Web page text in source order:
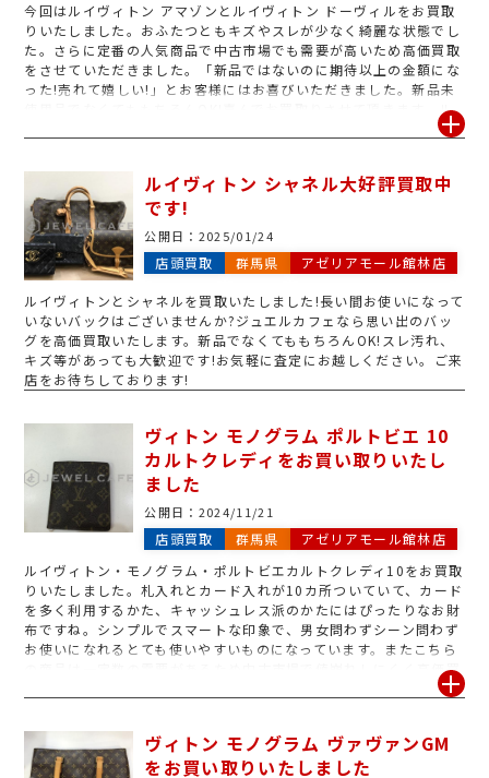
今回はルイヴィトン アマゾンとルイヴィトン ドーヴィルをお買取
りいたしました。おふたつともキズやスレが少なく綺麗な状態でし
た。さらに定番の人気商品で中古市場でも需要が高いため高価買取
をさせていただきました。「新品ではないのに期待以上の金額にな
った!売れて嬉しい!」とお客様にはお喜びいただきました。新品未
使用品でなくてももちろんOK!喜んでお買取りさせて頂きます。ル
イヴィトンはバッグのほかにも、財布やキーケース、ポーチはもち
す。さらにモノグラムのほかにもダミエ、マルチカラー、ヴェルニ
などのラインももちろんお買取りさせて頂きます。ファスナーが取
れてしまった。ショルダーが切れてしまった。中がベタベタしてし
まった。このようなダメージがある商品でもお買取りさせていただ
きます!これ売れるかな?と少しでもお思いになりましたら、ぜひお
気軽にジュエルカフェ館林店までお越しください。査定中は館内で
お買い物もできますのでお買い物のついでにぜひお越しくださいま
せ。みなさまのご来店をお待ちしております!
ルイヴィトン シャネル大好評買取中
です!
公開日： 2025/01/24
店頭買取 群馬県 アゼリアモール館林店
ルイヴィトンとシャネルを買取いたしました!長い間お使いになって
いないバックはございませんか?ジュエルカフェなら思い出のバッ
グを高価買取いたします。新品でなくてももちろんOK!スレ汚れ、
キズ等があっても大歓迎です!お気軽に査定にお越しください。ご来
店をお待ちしております!
ヴィトン モノグラム ポルトビエ 10
カルトクレディをお買い取りいたし
ました
公開日： 2024/11/21
店頭買取 群馬県
アゼリアモール館林店
ルイヴィトン・モノグラム・ポルトビエカルトクレディ10をお買取
りいたしました。札入れとカード入れが10カ所ついていて、カード
を多く利用するかた、キャッシュレス派のかたにはぴったりなお財
布ですね。シンプルでスマートな印象で、男女問わずシーン問わず
お使いになれるとても使いやすいものになっています。またこちら
の商品は一定数の需要があるため中古市場で値崩れしにくく高価買
取をさせていただきました。ヴィトンはモノグラムのほかダミエ、
バッグはもちろんポーチやキーケースなどの小物もお買取りいたし
ます。ぜひご来店をお待ちしております。
ヴィトン モノグラム ヴァヴァンGM
をお買い取りいたしました